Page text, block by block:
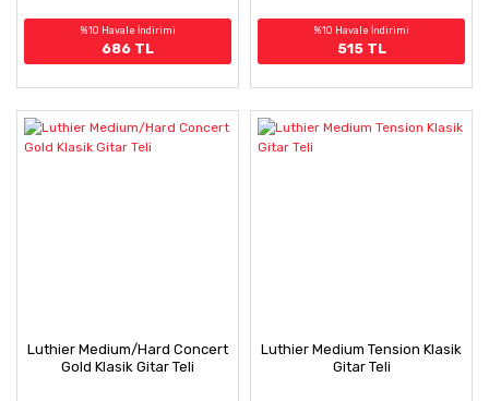
%10 Havale İndirimi
686 TL
%10 Havale İndirimi
515 TL
Luthier Medium/Hard Concert
Gold Klasik Gitar Teli
Luthier Medium Tension Klasik
Gitar Teli